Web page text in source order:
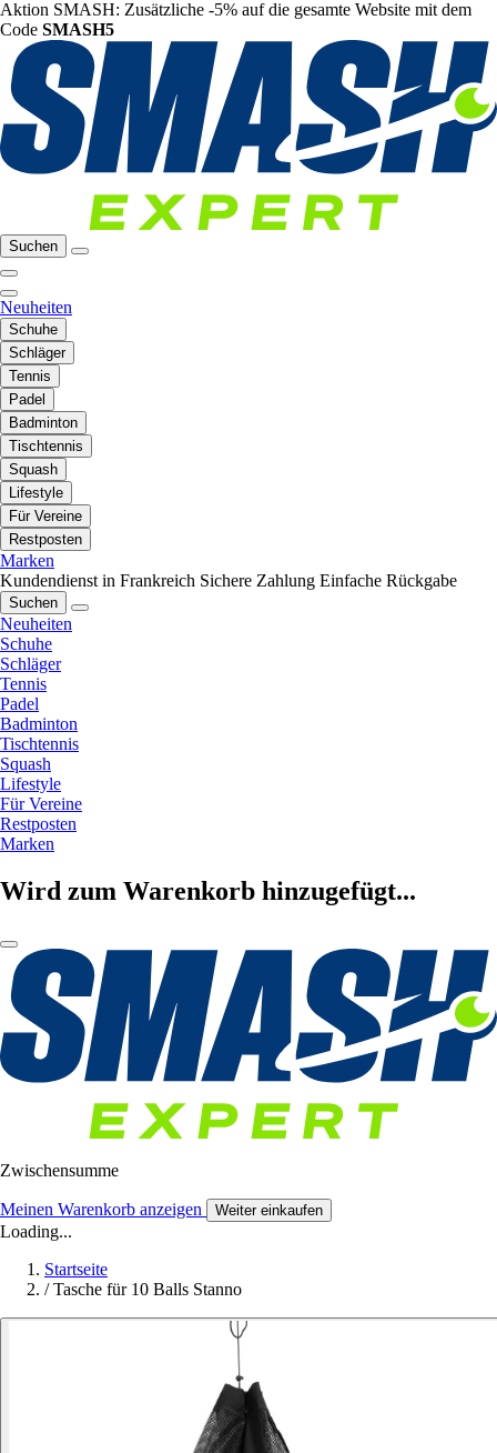
Aktion SMASH: Zusätzliche -5% auf die gesamte Website mit dem
Code SMASH5
Suchen
Neuheiten
Schuhe
Schläger
Tennis
Padel
Badminton
Tischtennis
Squash
Lifestyle
Für Vereine
Restposten
Marken
Kundendienst in Frankreich Sichere Zahlung Einfache Rückgabe
Suchen
Neuheiten
Schuhe
Schläger
Tennis
Padel
Badminton
Tischtennis
Squash
Lifestyle
Für Vereine
Restposten
Marken
Wird zum Warenkorb hinzugefügt...
Zwischensumme
Meinen Warenkorb anzeigen Weiter einkaufen
Loading...
Startseite
/ Tasche für 10 Balls Stanno